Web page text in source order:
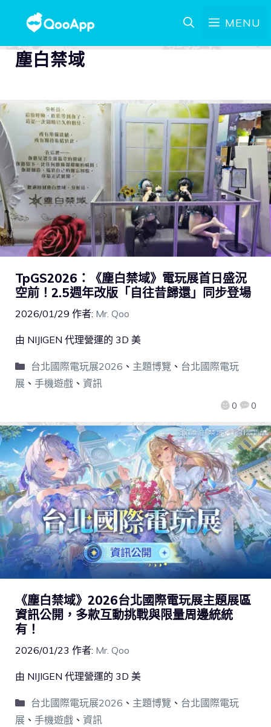
MENU
塵白禁域
TpGS2026：《塵白禁域》電玩展首日盛況
空前！2.5週年改版「自往昔歸還」同步登場
2026/01/29 作者: Mr. Qoo
0 0
由 NIJIGEN 代理營運的 3D 美
台北國際電玩展2026 、 主題博覽 、 台北國際電玩
展 、 手機遊戲 、 資訊
《塵白禁域》2026台北國際電玩展主題展區
資訊公開，多款互動挑戰與限量周邊統統
有！
2026/01/23 作者: Mr. Qoo
由 NIJIGEN 代理營運的 3D 美
台北國際電玩展2026 、 主題博覽 、 台北國際電玩
展 、 手機遊戲 、 資訊